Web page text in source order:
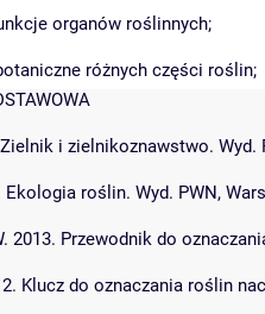
organów roślinnych;
różnych części roślin;
i zielnikoznawstwo. Wyd.
Ekologia roślin. Wyd. PWN,
2013. Przewodnik do
Klucz do oznaczania roślin